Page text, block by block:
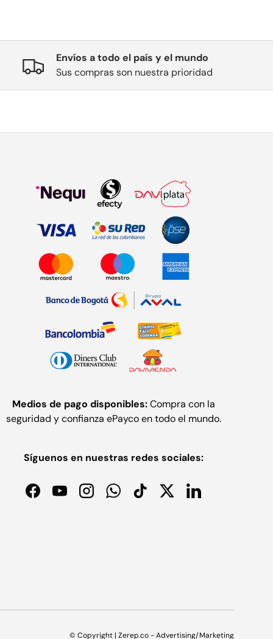
Envíos a todo el país y el mundo
Sus compras son nuestra prioridad
Medios de pago disponibles:Compra con la
seguridad y confianza ePayco en todo el mundo.
Síguenos en nuestras redes sociales:
FacebookYouTubeInstagramWhatsAppTikTokTwitterLinkedIn
© Copyright | Zerep.co - Advertising/Marketing